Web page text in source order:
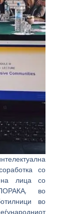
со
на лица со
во
во